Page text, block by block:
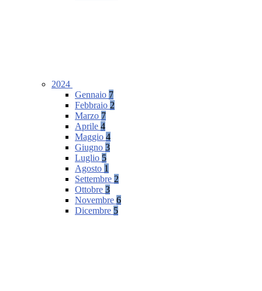
2024
Gennaio 7
Febbraio 2
Marzo 7
Aprile 4
Maggio 4
Giugno 3
Luglio 5
Agosto 1
Settembre 2
Ottobre 3
Novembre 6
Dicembre 5